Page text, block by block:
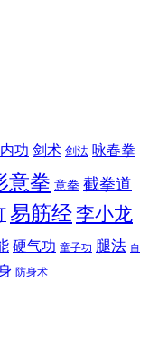
内功 剑术 剑法 咏春拳
意拳 意拳 截拳道
易筋经李小龙
硬气功 童子功 腿法 自
防身术